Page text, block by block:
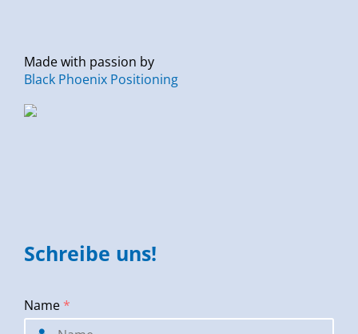
Made with passion by
Black Phoenix Positioning
Schreibe uns!
Name *